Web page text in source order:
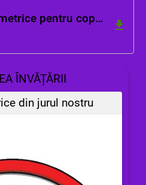
Formele geometrice pentru copii _ Animatii educative pentru copii mici.mp4
ÎNVĂȚĂRII
din jurul nostru